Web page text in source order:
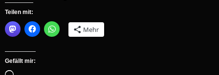
Teilen mit:
Mehr
Gefällt mir: